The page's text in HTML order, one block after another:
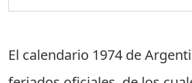
El calendario 1974 de